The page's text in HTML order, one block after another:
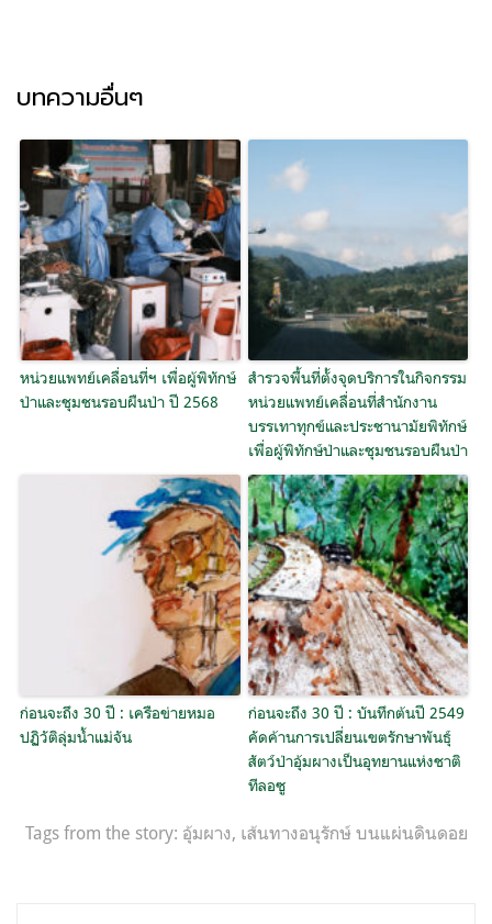
บทความอื่นๆ
หน่วยแพทย์เคลื่อนที่ฯ เพื่อผู้พิทักษ์
ป่าและชุมชนรอบผืนป่า ปี 2568
สำรวจพื้นที่ตั้งจุดบริการในกิจกรรม
หน่วยแพทย์เคลื่อนที่สำนักงาน
บรรเทาทุกข์และประชานามัยพิทักษ์
เพื่อผู้พิทักษ์ป่าและชุมชนรอบผืนป่า
ก่อนจะถึง 30 ปี : เครือข่ายหมอ
ปฏิวัติลุ่มน้ำแม่จัน
ก่อนจะถึง 30 ปี : บันทึกต้นปี 2549
คัดค้านการเปลี่ยนเขตรักษาพันธุ์
สัตว์ป่าอุ้มผางเป็นอุทยานแห่งชาติ
ทีลอซู
Tags from the story: อุ้มผาง, เส้นทางอนุรักษ์ บนแผ่นดินดอย